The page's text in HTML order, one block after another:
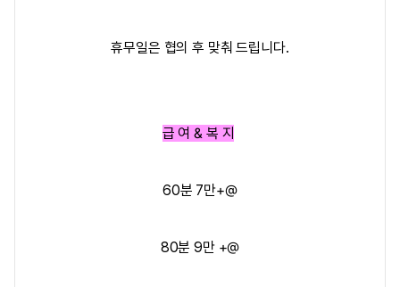
휴무일은 협의 후 맞춰 드립니다.
급 여 & 복 지
60분 7만+@
80분 9만 +@